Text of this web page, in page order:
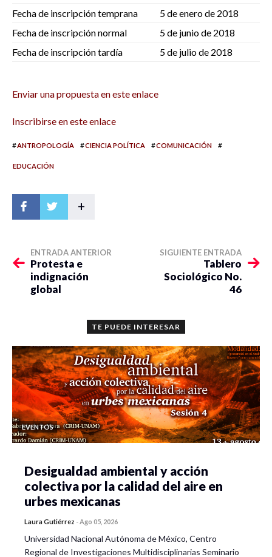
Fecha de inscripción temprana
5 de enero de 2018
Fecha de inscripción normal
5 de junio de 2018
Fecha de inscripción tardía
5 de julio de 2018
Enviar una propuesta en este enlace
Inscribirse en este enlace
#ANTROPOLOGÍA #CIENCIA POLÍTICA #COMUNICACIÓN #
EDUCACIÓN
+
ENTRADA ANTERIOR
Protesta e
indignación
global
SIGUIENTE ENTRADA
Tablero
Sociológico No.
46
TE PUEDE INTERESAR
EVENTOS
Desigualdad ambiental y acción
colectiva por la calidad del aire en
urbes mexicanas
Laura Gutiérrez -Ago 05, 2026
Universidad Nacional Autónoma de México, Centro
Regional de Investigaciones Multidisciplinarias Seminario